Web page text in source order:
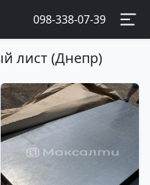
098-338-07-39
лист (Днепр)